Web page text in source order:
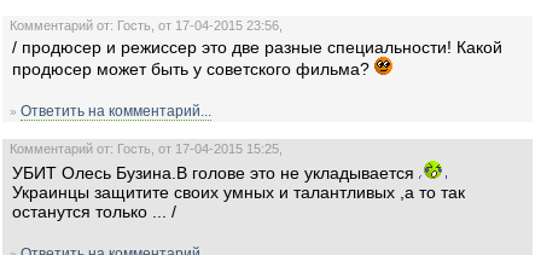
Комментарий от: Гость, от 17-04-2015 23:56,
/ продюсер и режиссер это две разные специальности! Какой
продюсер может быть у советского фильма?
» Ответить на комментарий...
Комментарий от: Гость, от 17-04-2015 15:25,
УБИТ Олесь Бузина.В голове это не укладывается
Украинцы защитите своих умных и талантливых ,а то так
останутся только ... /